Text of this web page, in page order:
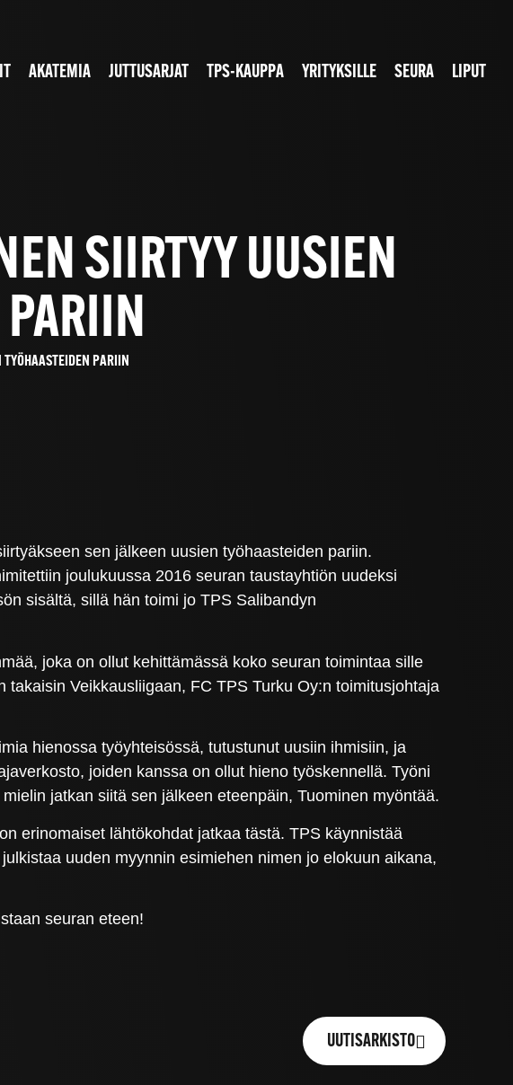
AKATEMIA JUTTUSARJAT TPS-KAUPPA YRITYKSILLE SEURA LIPUT
SIIRTYY UUSIEN
PARIIN
sen jälkeen uusien työhaasteiden pariin.
joulukuussa 2016 seuran taustayhtiön uudeksi
sisältä, sillä hän toimi jo TPS Salibandyn
joka on ollut kehittämässä koko seuran toimintaa sille
Veikkausliigaan, FC TPS Turku Oy:n toimitusjohtaja
hienossa työyhteisössä, tutustunut uusiin ihmisiin, ja
joiden kanssa on ollut hieno työskennellä. Työni
jatkan siitä sen jälkeen eteenpäin, Tuominen myöntää.
erinomaiset lähtökohdat jatkaa tästä. TPS käynnistää
uuden myynnin esimiehen nimen jo elokuun aikana,
seuran eteen!
UUTISARKISTO